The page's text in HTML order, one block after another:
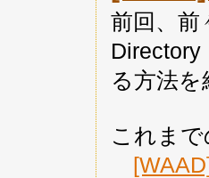
前回、前
Directory
る方法
これま